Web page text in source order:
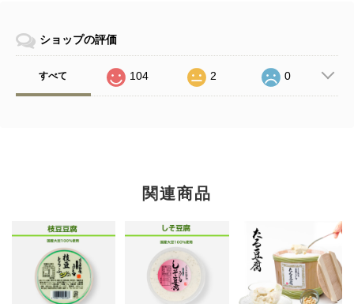
ショップの評価
すべて 104 2 0
関連商品